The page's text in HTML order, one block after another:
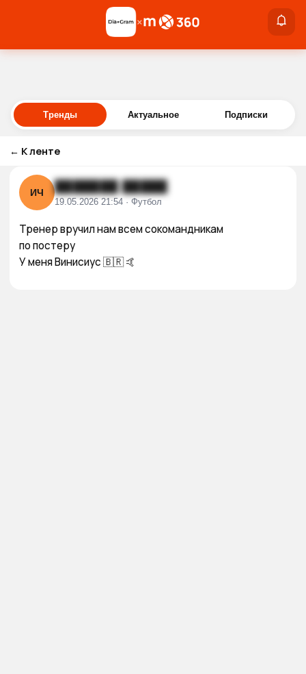
Войти
×
Тренды Актуальное Подписки
← К ленте
ИЧ ███████ █████
19.05.2026 21:54 · Футбол
Тренер вручил нам всем сокомандникам
по постеру
У меня Винисиус 🇧🇷 🤙